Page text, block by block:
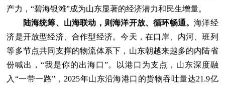
产力，“碧海银滩”成为山东显著的经济潜力和民生增量。
陆海统筹、山海联动，则海洋开放、循环畅通。海洋经
济是开放型经济、合作型经济。今天，在口岸、内河、班列
等多节点共同支撑的物流体系下，山东朝越来越多的内陆省
份喊出，“我是你的出海口”。以港口为支点，山东深度融
入“一带一路”，2025年山东沿海港口的货物吞吐量达21.9亿